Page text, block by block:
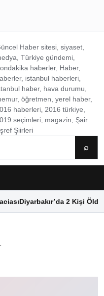
Haber sitesi, siyaset,
Türkiye gündemi,
haberler, Haber,
istanbul haberleri,
haber, hava durumu,
öğretmen, yerel haber,
haberleri, 2016 türkiye,
seçimleri, magazin, Şair
Şiirleri
⌕
Diyarbakır’da 2 Kişi Öldü